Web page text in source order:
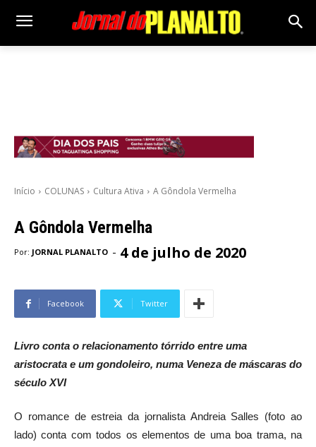
Início COLUNAS Cultura Ativa A Gôndola Vermelha
A Gôndola Vermelha
Por: JORNAL PLANALTO - 4 de julho de 2020
Facebook Twitter
Livro conta o relacionamento tórrido entre uma
aristocrata e um gondoleiro, numa Veneza de máscaras do
século XVI
O romance de estreia da jornalista Andreia Salles (foto ao
lado) conta com todos os elementos de uma boa trama, na